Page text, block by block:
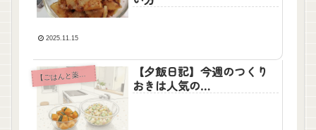
2025.11.15
【
ごはんと薬膳】
【夕飯日記】今週のつくり
おきは人気の…